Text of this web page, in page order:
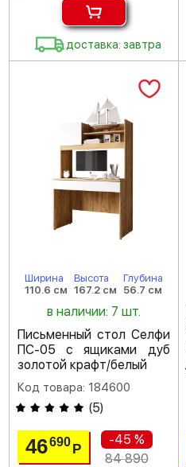
доставка: завтра
Ширина
110.6 см
Высота
167.2 см
Глубина
56.7 см
в наличии: 7 шт.
Письменный стол Селфи
ПС-05 с ящиками дуб
золотой крафт/белый
Код товара: 184600
(5)
46690Р
-45 %
84 890